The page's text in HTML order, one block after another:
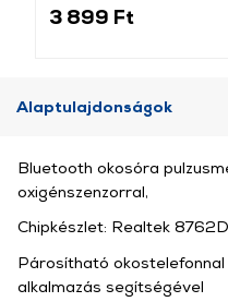
3 899 Ft
Alaptulajdonságok
Bluetooth okosóra
oxigénszenzorral,
Chipkészlet: Realtek
Párosítható
alkalmazás segítségével